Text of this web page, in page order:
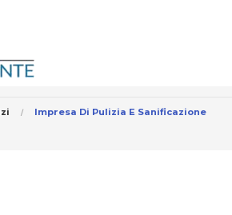
Impresa Di Pulizia E Sanificazione